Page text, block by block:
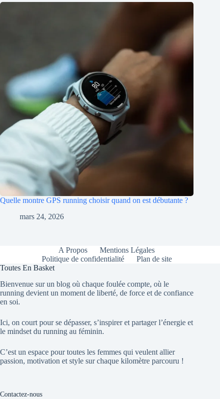
Quelle montre GPS running choisir quand on est débutante ?
mars 24, 2026
A Propos
Mentions Légales
Politique de confidentialité
Plan de site
Toutes En Basket
Bienvenue sur un blog où chaque foulée compte, où le
running devient un moment de liberté, de force et de confiance
en soi.
Ici, on court pour se dépasser, s’inspirer et partager l’énergie et
le mindset du running au féminin.
C’est un espace pour toutes les femmes qui veulent allier
passion, motivation et style sur chaque kilomètre parcouru !
Contactez-nous